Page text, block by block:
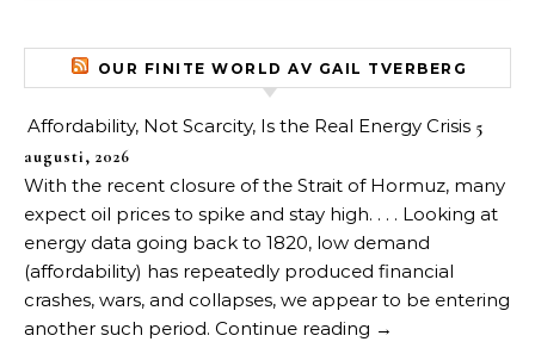
OUR FINITE WORLD AV GAIL TVERBERG
Affordability, Not Scarcity, Is the Real Energy Crisis 5
augusti, 2026
With the recent closure of the Strait of Hormuz, many
expect oil prices to spike and stay high. . . . Looking at
energy data going back to 1820, low demand
(affordability) has repeatedly produced financial
crashes, wars, and collapses, we appear to be entering
another such period. Continue reading →